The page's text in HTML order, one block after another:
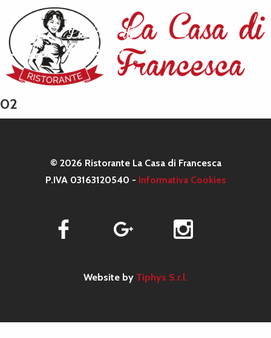
02
© 2026 Ristorante La Casa di Francesca
P.IVA 03163120540 - Informativa Cookies
Website by Tiphys S.r.l.